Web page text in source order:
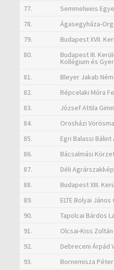
77.
Semmelweis
78.
Ágasegyháza-
79.
Budapest XVII.
80.
Budapest III.
Kollégium és
81. Bleyer Jakab
82.
Répcelaki Móra
83.
József Attila
84.
Orosházi
85.
Egri Balassi
86.
Bácsalmási
87.
Déli
88.
Budapest XIII.
89.
ELTE Bolyai
90.
Tapolcai Bárdos
91.
Olcsai-Kiss
92.
Debreceni Árpád
93.
Bornemisza